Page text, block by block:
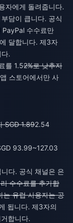
자에게 돌려줍니다.
담이 큽니다. 공식
PayPal 수수료만
달합니다. 제3자
.
를 1.52%로 낮추지
스토어에서만 사
SGD 1.892.54
93.99~127.03
다. 공식 채널은 은
수수료를 추가합
는 유럽 사용자는 공
됩니다. 제3자의
합니다.